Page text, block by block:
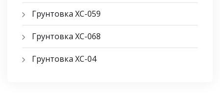
Грунтовка ХС-059
Грунтовка ХС-068
Грунтовка ХС-04